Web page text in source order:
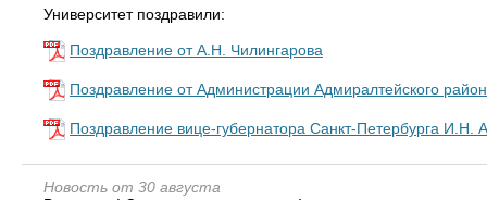
Университет поздравили:
Поздравление от А.Н. Чилингарова
Поздравление от Администрации Адмиралтейского
Поздравление вице-губернатора Санкт-Петербурга И.Н.
Новость от 30 августа